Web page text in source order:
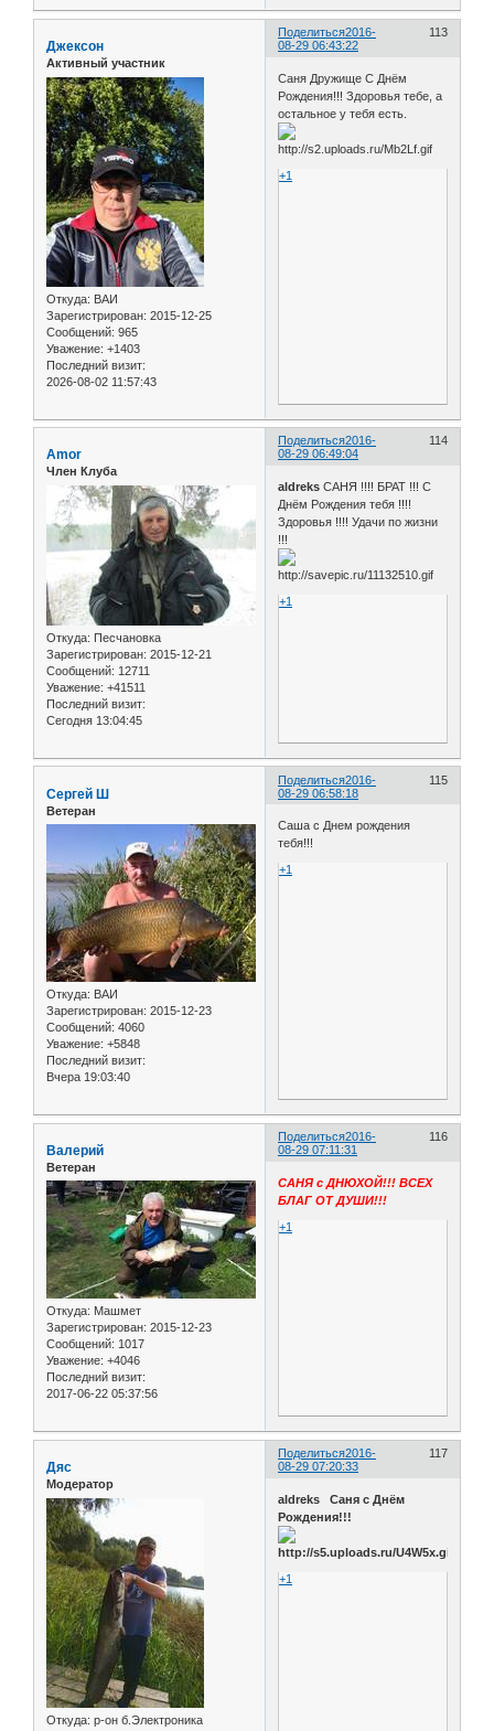
Поделиться 113
2016-
08-29 06:43:22
Джексон
Активный участник
Откуда: ВАИ
Зарегистрирован: 2015-12-25
Сообщений: 965
Уважение: +1403
Последний визит:
2026-08-02 11:57:43
Саня Дружище С Днём
Рождения!!! Здоровья тебе, а
остальное у тебя есть.
+1
Поделиться 114
2016-
08-29 06:49:04
Amor
Член Клуба
Откуда: Песчановка
Зарегистрирован: 2015-12-21
Сообщений: 12711
Уважение: +41511
Последний визит:
Сегодня 13:04:45
aldreks САНЯ !!!! БРАТ !!! С
Днём Рождения тебя !!!!
Здоровья !!!! Удачи по жизни
!!!
+1
Поделиться 115
2016-
08-29 06:58:18
Сергей Ш
Ветеран
Откуда: ВАИ
Зарегистрирован: 2015-12-23
Сообщений: 4060
Уважение: +5848
Последний визит:
Вчера 19:03:40
Саша с Днем рождения
тебя!!!
+1
Поделиться 116
2016-
08-29 07:11:31
Валерий
Ветеран
Откуда: Машмет
Зарегистрирован: 2015-12-23
Сообщений: 1017
Уважение: +4046
Последний визит:
2017-06-22 05:37:56
САНЯ с ДНЮХОЙ!!! ВСЕХ
БЛАГ ОТ ДУШИ!!!
+1
Поделиться 117
2016-
08-29 07:20:33
Дяс
Модератор
Откуда: р-он б.Электроника
aldreks Саня с Днём
Рождения!!!
+1